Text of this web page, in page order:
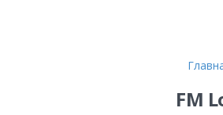
FM